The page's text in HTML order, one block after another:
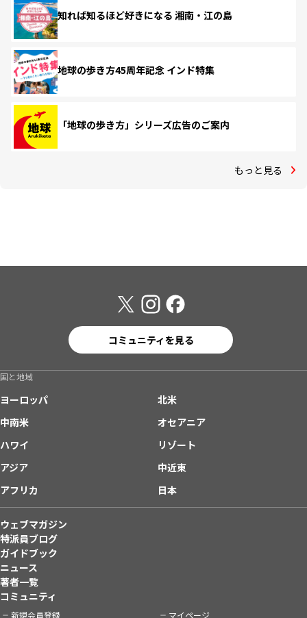
知れば知るほど好きになる 湘南・江の島
地球の歩き方45周年記念 インド特集
「地球の歩き方」シリーズ広告のご案内
もっと見る
コミュニティを見る
国と地域
ヨーロッパ
北米
中南米
オセアニア
ハワイ
リゾート
アジア
中近東
アフリカ
日本
ウェブマガジン
特派員ブログ
ガイドブック
ニュース
著者一覧
コミュニティ
新規会員登録 マイページ